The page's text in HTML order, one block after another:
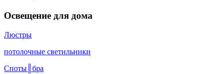
Освещение для дома
Люстры
потолочные светильники
Споты║бра